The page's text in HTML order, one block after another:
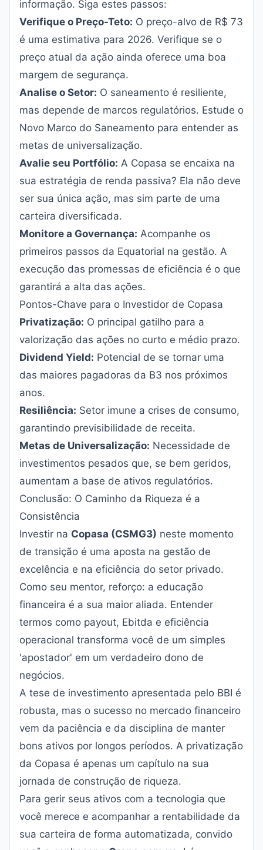
informação. Siga estes passos:
Verifique o Preço-Teto: O preço-alvo de R$ 73
é uma estimativa para 2026. Verifique se o
preço atual da ação ainda oferece uma boa
margem de segurança.
Analise o Setor: O saneamento é resiliente,
mas depende de marcos regulatórios. Estude o
Novo Marco do Saneamento para entender as
metas de universalização.
Avalie seu Portfólio: A Copasa se encaixa na
sua estratégia de renda passiva? Ela não deve
ser sua única ação, mas sim parte de uma
carteira diversificada.
Monitore a Governança: Acompanhe os
primeiros passos da Equatorial na gestão. A
execução das promessas de eficiência é o que
garantirá a alta das ações.
Pontos-Chave para o Investidor de Copasa
Privatização: O principal gatilho para a
valorização das ações no curto e médio prazo.
Dividend Yield: Potencial de se tornar uma
das maiores pagadoras da B3 nos próximos
anos.
Resiliência: Setor imune a crises de consumo,
garantindo previsibilidade de receita.
Metas de Universalização: Necessidade de
investimentos pesados que, se bem geridos,
aumentam a base de ativos regulatórios.
Conclusão: O Caminho da Riqueza é a
Consistência
Investir na Copasa (CSMG3) neste momento
de transição é uma aposta na gestão de
excelência e na eficiência do setor privado.
Como seu mentor, reforço: a educação
financeira é a sua maior aliada. Entender
termos como payout, Ebitda e eficiência
operacional transforma você de um simples
'apostador' em um verdadeiro dono de
negócios.
A tese de investimento apresentada pelo BBI é
robusta, mas o sucesso no mercado financeiro
vem da paciência e da disciplina de manter
bons ativos por longos períodos. A privatização
da Copasa é apenas um capítulo na sua
jornada de construção de riqueza.
Para gerir seus ativos com a tecnologia que
você merece e acompanhar a rentabilidade da
sua carteira de forma automatizada, convido